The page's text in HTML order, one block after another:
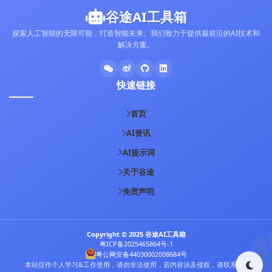
谷途AI工具箱
探索人工智能的无限可能，打造智能未来。我们致力于提供最前沿的AI技术和
解决方案。
快速链接
首页
AI资讯
AI提示词
关于谷途
免责声明
Copyright © 2025 谷途AI工具箱
粤ICP备2025465864号-1
粤公网安备44030002008684号
本站仅作个人学习&工作使用，请勿非法使用，若内容涉及侵权，请联系QQ